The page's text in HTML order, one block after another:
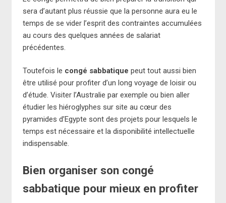
sera d’autant plus réussie que la personne aura eu le
temps de se vider l’esprit des contraintes accumulées
au cours des quelques années de salariat
précédentes.
Toutefois le congé sabbatique peut tout aussi bien
être utilisé pour profiter d’un long voyage de loisir ou
d’étude. Visiter l’Australie par exemple ou bien aller
étudier les hiéroglyphes sur site au cœur des
pyramides d’Egypte sont des projets pour lesquels le
temps est nécessaire et la disponibilité intellectuelle
indispensable.
Bien organiser son congé
sabbatique pour mieux en profiter